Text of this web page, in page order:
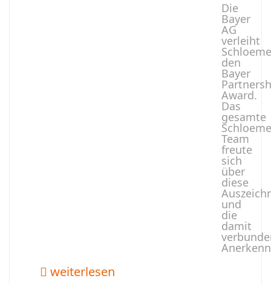
Die
Bayer
AG
verleiht
den
Bayer
Award.
Das
gesamte
Team
freute
sich
über
diese
und
die
damit
weiterlesen